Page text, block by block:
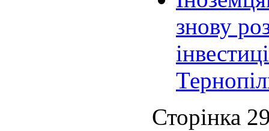
знову
Сторінка